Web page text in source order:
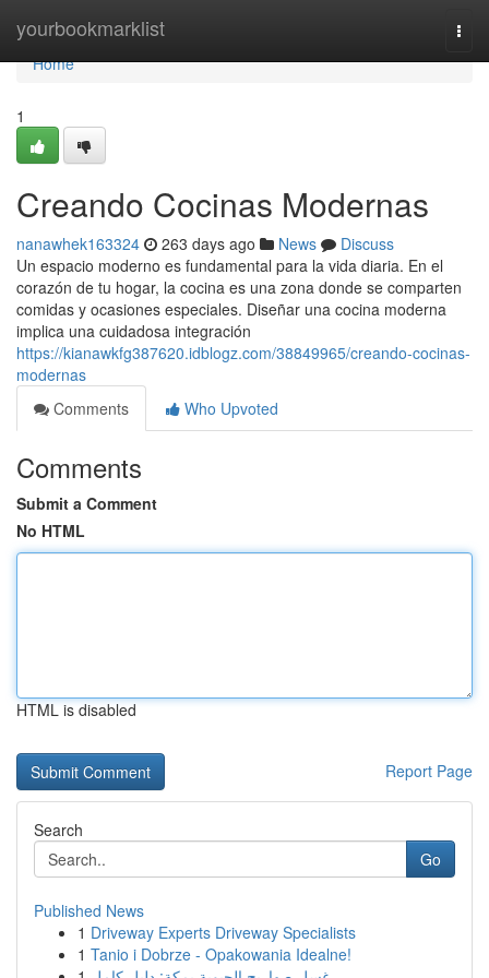
yourbookmarklist
Home
Home
1
Creando Cocinas Modernas
nanawhek163324 263 days ago News
Discuss
Un espacio moderno es fundamental para la vida diaria. En el
corazón de tu hogar, la cocina es una zona donde se comparten
comidas y ocasiones especiales. Diseñar una cocina moderna
implica una cuidadosa integración
https://kianawkfg387620.idblogz.com/38849965/creando-cocinas-
modernas
Comments
Who Upvoted
Comments
Submit a Comment
No HTML
HTML is disabled
Report Page
Search
Go
Published News
1 Driveway Experts Driveway Specialists
1 Tanio i Dobrze - Opakowania Idealne!